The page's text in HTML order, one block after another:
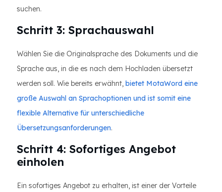
suchen.
Schritt 3: Sprachauswahl
Wählen Sie die Originalsprache des Dokuments und die
Sprache aus, in die es nach dem Hochladen übersetzt
werden soll. Wie bereits erwähnt, bietet MotaWord eine
große Auswahl an Sprachoptionen und ist somit eine
flexible Alternative für unterschiedliche
Übersetzungsanforderungen.
Schritt 4: Sofortiges Angebot
einholen
Ein sofortiges Angebot zu erhalten, ist einer der Vorteile